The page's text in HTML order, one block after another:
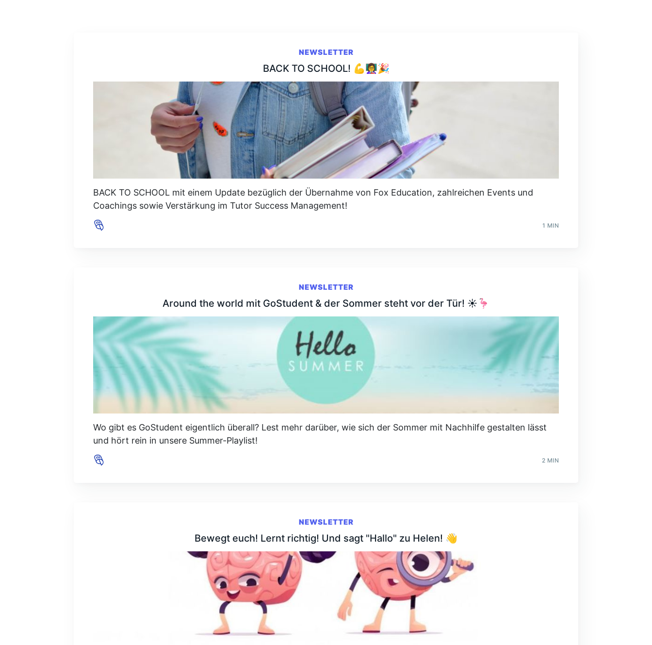
NEWSLETTER
BACK TO SCHOOL! 💪👩‍🏫🎉
BACK TO SCHOOL mit einem Update bezüglich der Übernahme von Fox Education, zahlreichen Events und
Coachings sowie Verstärkung im Tutor Success Management!
1 MIN
NEWSLETTER
Around the world mit GoStudent & der Sommer steht vor der Tür! ☀️🦩
Wo gibt es GoStudent eigentlich überall? Lest mehr darüber, wie sich der Sommer mit Nachhilfe gestalten lässt
und hört rein in unsere Summer-Playlist!
2 MIN
NEWSLETTER
Bewegt euch! Lernt richtig! Und sagt "Hallo" zu Helen! 👋